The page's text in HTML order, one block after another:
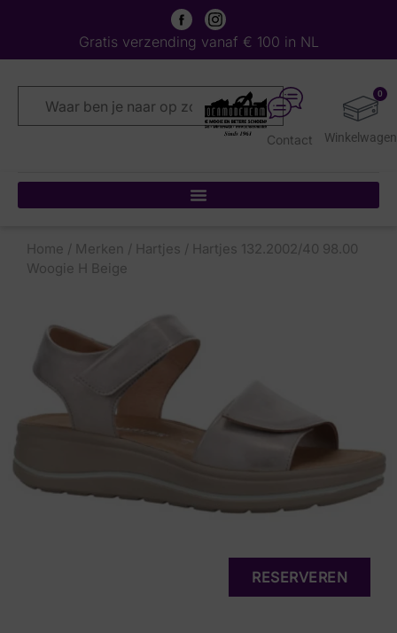
Gratis verzending vanaf € 100 in NL
0
Contact
Home / Merken / Hartjes / Hartjes 132.2002/40 98.00
Woogie H Beige
RESERVEREN